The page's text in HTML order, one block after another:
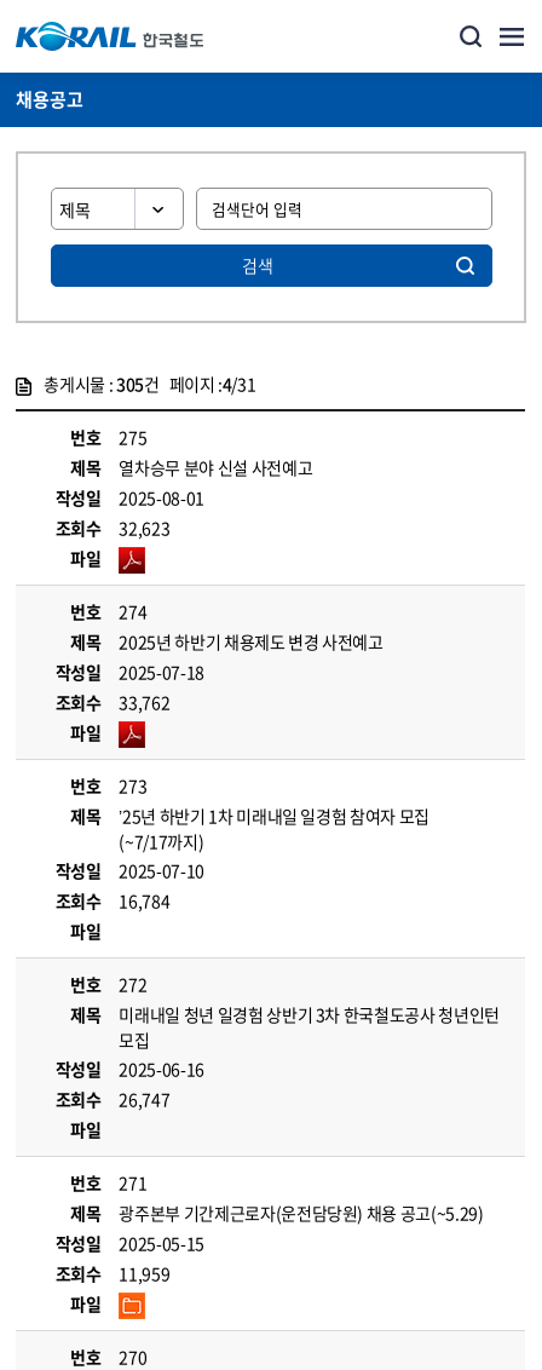
채용공고
검색
총게시물 :305건 페이지 :4/31
번호
275
제목
열차승무 분야 신설 사전예고
작성일
2025-08-01
조회수
32,623
파일
번호
274
제목
2025년 하반기 채용제도 변경 사전예고
작성일
2025-07-18
조회수
33,762
파일
번호
273
제목
’25년 하반기 1차 미래내일 일경험 참여자 모집
(~7/17까지)
작성일
2025-07-10
조회수
16,784
파일
번호
272
제목
미래내일 청년 일경험 상반기 3차 한국철도공사 청년인턴
모집
작성일
2025-06-16
조회수
26,747
파일
번호
271
제목
광주본부 기간제근로자(운전담당원) 채용 공고(~5.29)
작성일
2025-05-15
조회수
11,959
파일
번호
270